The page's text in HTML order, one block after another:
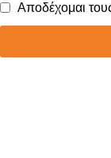
Αποδέχομαι